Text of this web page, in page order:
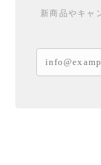
新商品やキャ